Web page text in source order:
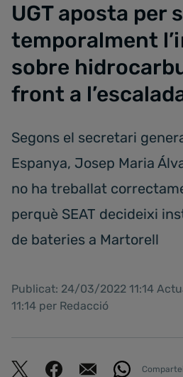
UGT aposta per
temporalment
sobre
front a
Segons el secretari
Espanya, Josep Maria
no ha treballat
perquè SEAT decideixi
de bateries a Martorell
Publicat: 24/03/2022 11:14
11:14 per Redacció